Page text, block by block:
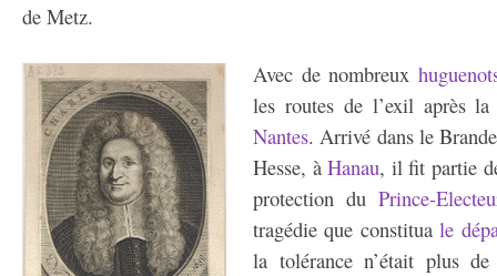
de Metz.
Avec de nombreux
les routes de l’exil après
Nantes. Arrivé dans le
Hesse, àHanau, il fit partie
protection du Prince-
tragédie que constituale
la tolérance n’était plus